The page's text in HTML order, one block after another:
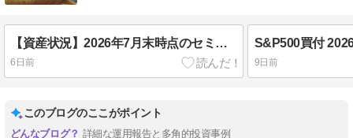
【資産状況】2026年7月末時点のセミリタイア資金を公開
6日前
S&P500買付
9日前
このブログのここがポイント
詳細な運用報告と多角的投資事例